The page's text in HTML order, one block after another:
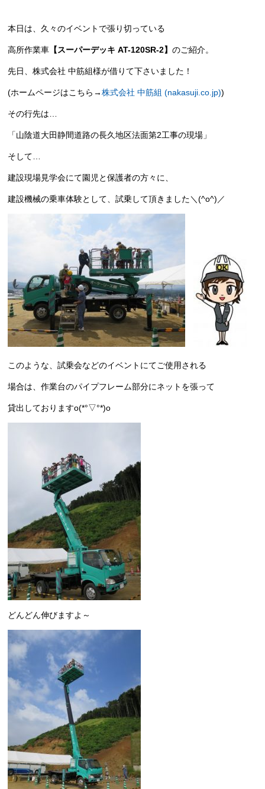
本日は、久々のイベントで張り切っている
高所作業車 【スーパーデッキ AT-120SR-2】のご紹介。
先日、株式会社 中筋組様が借りて下さいました！
(ホームページはこちら→株式会社 中筋組 (nakasuji.co.jp))
その行先は…
「山陰道大田静間道路の長久地区法面第2工事の現場」
そして…
建設現場見学会にて園児と保護者の方々に、
建設機械の乗車体験として、試乗して頂きました＼(^o^)／
このような、試乗会などのイベントにてご使用される
場合は、作業台のパイプフレーム部分にネットを張って
貸出しておりますo(*°▽°*)o
どんどん伸びますよ～